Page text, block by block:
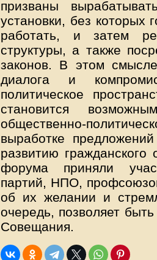
призваны
установки, без которых
работать, и затем
структуры, а также
законов. В этом
диалога и
политическое
становится
общественно-
выработке
развитию
форума приняли
партий, НПО,
об их желании и
очередь, позволяет
Совещания.